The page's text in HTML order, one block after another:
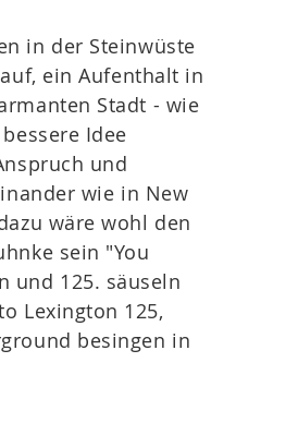
in der Steinwüste
ein Aufenthalt in
Stadt - wie
Idee
und
wie in New
wäre wohl den
sein "You
und 125. säuseln
Lexington 125,
besingen in